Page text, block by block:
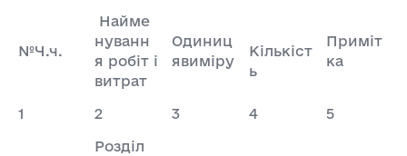
№Ч.ч.
Найме
нуванн
я робіт і
витрат
Одиниц
явиміру
Кількіст
ь
Приміт
ка
1 2 3 4
5
Розділ